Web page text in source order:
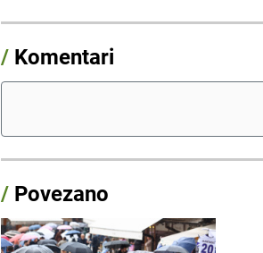
/ Komentari
/ Povezano